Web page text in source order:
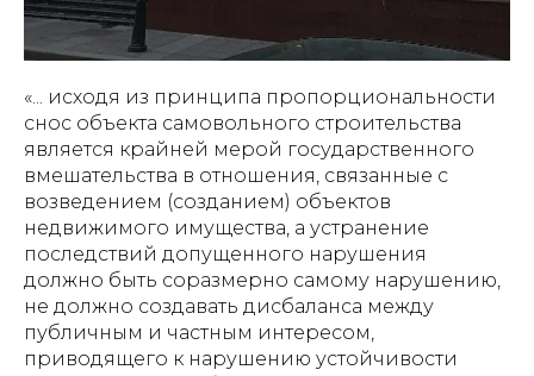
«... исходя из принципа пропорциональности
снос объекта самовольного строительства
является крайней мерой государственного
вмешательства в отношения, связанные с
возведением (созданием) объектов
недвижимого имущества, а устранение
последствий допущенного нарушения
должно быть соразмерно самому нарушению,
не должно создавать дисбаланса между
публичным и частным интересом,
приводящего к нарушению устойчивости